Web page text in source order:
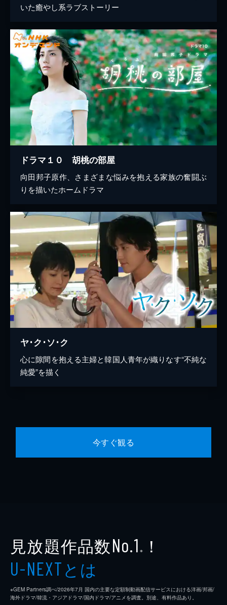
いた癒やし系ラブストーリー
ドラマ１０ 胡桃の部屋
向田邦子原作、さまざまな悩みを抱える家族の奮闘ぶ
りを描いたホームドラマ
ヤ･ク･ソ･ク
心に隙間を抱える主婦と韓国人青年が織りなす“不純な
純愛”を描く
今すぐ観る
見放題作品数No.1 ※ ！
U-NEXTとは
※GEM Partners調べ/2026年7⽉ 国内の主要な定額制動画配信サービスにおける洋画/邦画/
海外ドラマ/韓流・アジアドラマ/国内ドラマ/アニメを調査。別途、有料作品あり。